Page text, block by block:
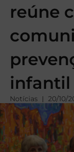
reúne
infantil
Notícias 20/10/